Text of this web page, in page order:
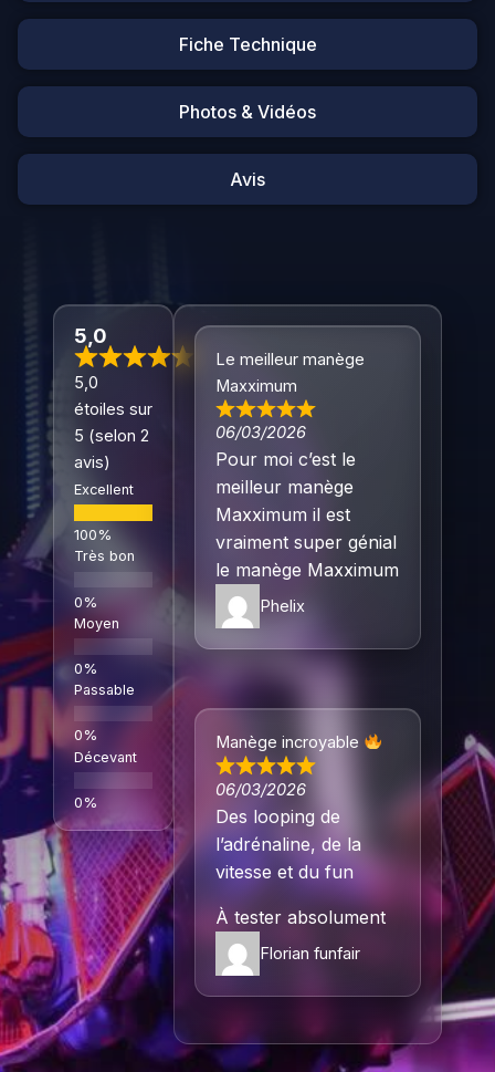
Fiche Technique
Photos & Vidéos
Avis
5,0
5,0
étoiles sur
5 (selon 2
avis)
Excellent
Très bon
Moyen
Passable
Décevant
Le meilleur manège
Maxximum
06/03/2026
Pour moi c’est le
meilleur manège
Maxximum il est
vraiment super génial
le manège Maxximum
Phelix
Manège incroyable
06/03/2026
Des looping de
l’adrénaline, de la
vitesse et du fun
À tester absolument
Florian funfair